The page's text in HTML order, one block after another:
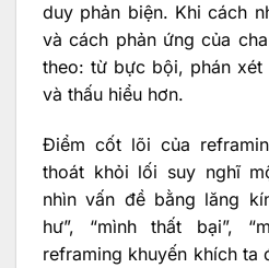
duy phản biện. Khi cách
và cách phản ứng của
theo: từ bực bội, phán xét
và thấu hiểu hơn.
Điểm cốt lõi của
thoát khỏi lối suy nghĩ
nhìn vấn đề bằng lăng
hư”, “mình thất bại”,
reframing khuyến khích ta